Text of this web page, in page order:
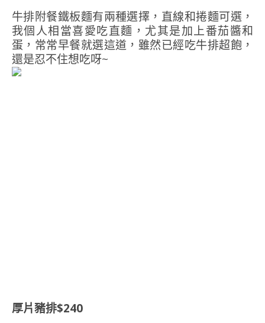
牛排附餐鐵板麵有兩種選擇，直線和捲麵可選，
我個人相當喜愛吃直麵，尤其是加上番茄醬和
蛋，常常早餐就選這道，雖然已經吃牛排超飽，
還是忍不住想吃呀~
厚片豬排$240